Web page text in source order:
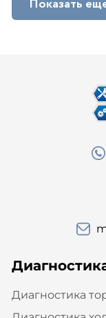
Показать
Диагностика